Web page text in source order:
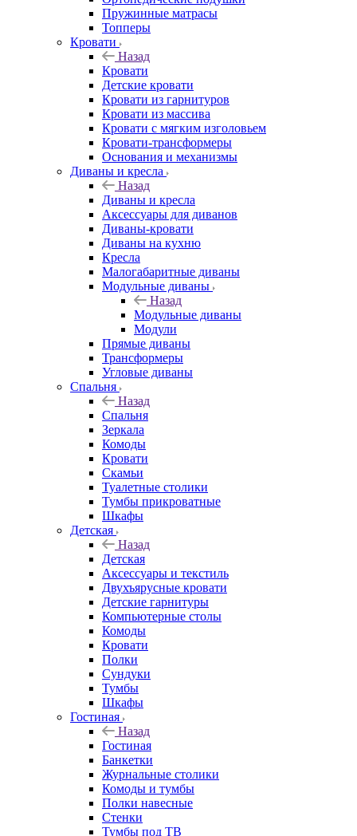
Пружинные матрасы
Топперы
Кровати
Назад
Кровати
Детские кровати
Кровати из гарнитуров
Кровати из массива
Кровати с мягким изголовьем
Кровати-трансформеры
Основания и механизмы
Диваны и кресла
Назад
Диваны и кресла
Аксессуары для диванов
Диваны-кровати
Диваны на кухню
Кресла
Малогабаритные диваны
Модульные диваны
Назад
Модульные диваны
Модули
Прямые диваны
Трансформеры
Угловые диваны
Спальня
Назад
Спальня
Зеркала
Комоды
Кровати
Скамьи
Туалетные столики
Тумбы прикроватные
Шкафы
Детская
Назад
Детская
Аксессуары и текстиль
Двухъярусные кровати
Детские гарнитуры
Компьютерные столы
Комоды
Кровати
Полки
Сундуки
Тумбы
Шкафы
Гостиная
Назад
Гостиная
Банкетки
Журнальные столики
Комоды и тумбы
Полки навесные
Стенки
Тумбы под ТВ